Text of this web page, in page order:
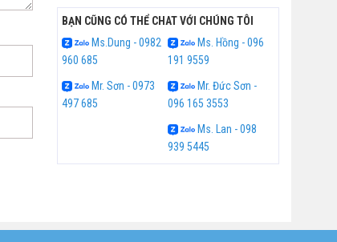
BẠN CŨNG CÓ THỂ CHAT VỚI CHÚNG TÔI
Ms.Dung - 0982
960 685
Ms. Hồng - 096
191 9559
Mr. Sơn - 0973
497 685
Mr. Đức Sơn -
096 165 3553
Ms. Lan - 098
939 5445